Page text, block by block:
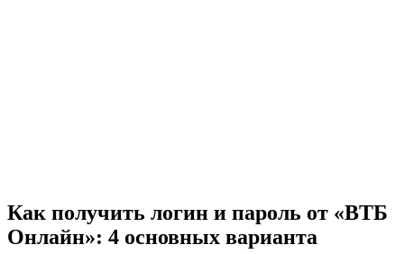
Как получить логин и пароль от «ВТБ
Онлайн»: 4 основных варианта